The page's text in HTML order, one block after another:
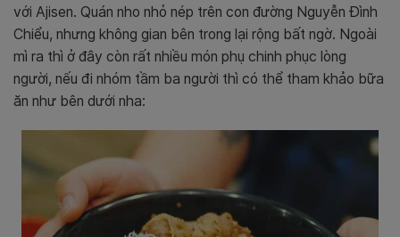
với Ajisen. Quán nho nhỏ nép trên con đường Nguyễn Đình
Chiểu, nhưng không gian bên trong lại rộng bất ngờ. Ngoài
mì ra thì ở đây còn rất nhiều món phụ chinh phục lòng
người, nếu đi nhóm tầm ba người thì có thể tham khảo bữa
ăn như bên dưới nha: